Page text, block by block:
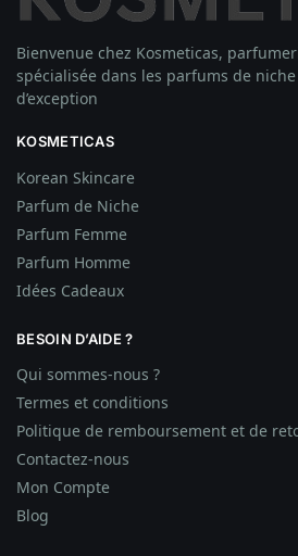
Bienvenue chez Kosmeticas,
spécialisée dans les parfums de
d’exception
KOSMETICAS
Korean Skincare
Parfum de Niche
Parfum Femme
Parfum Homme
Idées Cadeaux
BESOIN D’AIDE ?
Qui sommes-nous ?
Termes et conditions
Politique de remboursement et de
Contactez-nous
Mon Compte
Blog